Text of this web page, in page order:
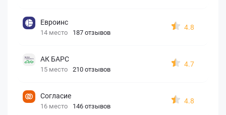
Евроинс
14 место 187 отзывов
4.8
АК БАРС
15 место 210 отзывов
4.7
Согласие
16 место 146 отзывов
4.8